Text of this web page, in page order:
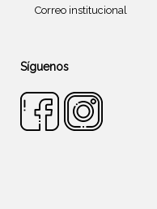
Correo institucional
Síguenos